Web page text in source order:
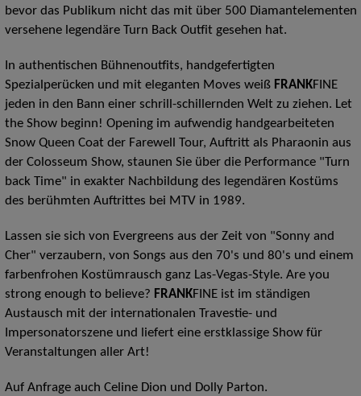
bevor das Publikum nicht das mit über 500 Diamantelementen
versehene legendäre Turn Back Outfit gesehen hat.
In authentischen Bühnenoutfits, handgefertigten
Spezialperücken und mit eleganten Moves weiß FRANKFINE
jeden in den Bann einer schrill-schillernden Welt zu ziehen. Let
the Show beginn! Opening im aufwendig handgearbeiteten
Snow Queen Coat der Farewell Tour, Auftritt als Pharaonin aus
der Colosseum Show, staunen Sie über die Performance "Turn
back Time" in exakter Nachbildung des legendären Kostüms
des berühmten Auftrittes bei MTV in 1989.
Lassen sie sich von Evergreens aus der Zeit von "Sonny and
Cher" verzaubern, von Songs aus den 70's und 80's und einem
farbenfrohen Kostümrausch ganz Las-Vegas-Style. Are you
strong enough to believe? FRANKFINE ist im ständigen
Austausch mit der internationalen Travestie- und
Impersonatorszene und liefert eine erstklassige Show für
Veranstaltungen aller Art!
Auf Anfrage auch Celine Dion und Dolly Parton.